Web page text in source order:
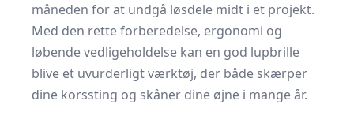
måneden for at undgå løsdele midt i et projekt.
Med den rette forberedelse, ergonomi og
løbende vedligeholdelse kan en god lupbrille
blive et uvurderligt værktøj, der både skærper
dine korssting og skåner dine øjne i mange år.